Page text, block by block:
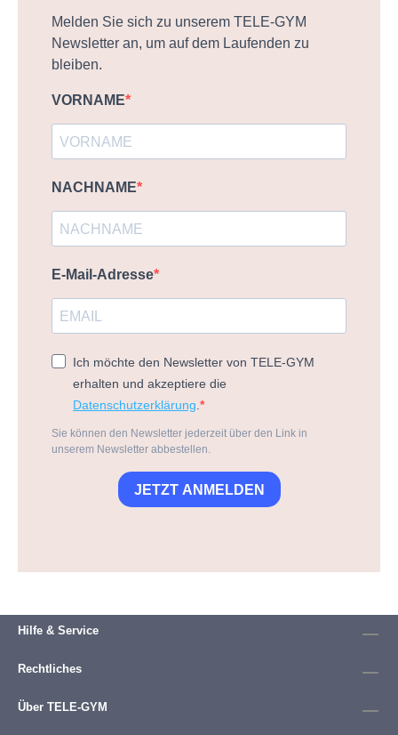
Melden Sie sich zu unserem TELE-GYM
Newsletter an, um auf dem Laufenden zu
bleiben.
VORNAME
NACHNAME
E-Mail-Adresse
Ich möchte den Newsletter von TELE-GYM
erhalten und akzeptiere die
Datenschutzerklärung
Sie können den Newsletter jederzeit über den Link in
unserem Newsletter abbestellen.
JETZT ANMELDEN
Hilfe & Service
Rechtliches
Über TELE-GYM